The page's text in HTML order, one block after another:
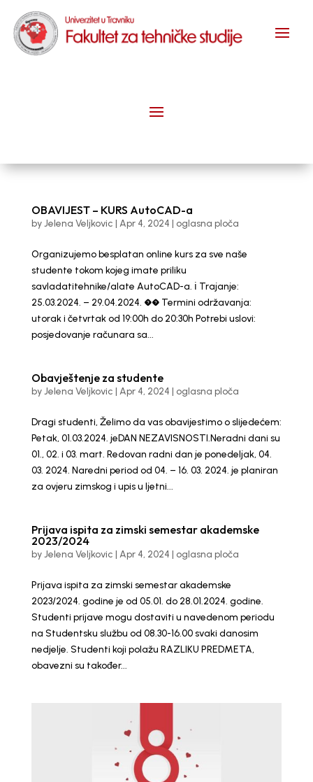
OBAVIJEST – KURS AutoCAD-a
byJelena Veljkovic | Apr 4, 2024 | oglasna ploča
Organizujemo besplatan online kurs za sve naše
studente tokom kojeg imate priliku
savladatitehnike/alate AutoCAD-a. ℹ️ Trajanje:
25.03.2024. – 29.04.2024. �� Termini održavanja:
utorak i četvrtak od 19:00h do 20:30h Potrebi uslovi:
posjedovanje računara sa...
Obavještenje za studente
byJelena Veljkovic | Apr 4, 2024 | oglasna ploča
Dragi studenti, Želimo da vas obavijestimo o slijedećem:
Petak, 01.03.2024. jeDAN NEZAVISNOSTI.Neradni dani su
01., 02. i 03. mart. Redovan radni dan je ponedeljak, 04.
03. 2024. Naredni period od 04. – 16. 03. 2024. je planiran
za ovjeru zimskog i upis u ljetni...
Prijava ispita za zimski semestar akademske
2023/2024
byJelena Veljkovic | Apr 4, 2024 | oglasna ploča
Prijava ispita za zimski semestar akademske
2023/2024. godine je od 05.01. do 28.01.2024. godine.
Studenti prijave mogu dostaviti u navedenom periodu
na Studentsku službu od 08.30-16.00 svaki danosim
nedjelje. Studenti koji polažu RAZLIKU PREDMETA,
obavezni su također...